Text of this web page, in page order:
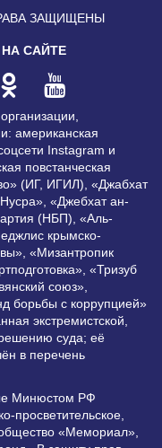
ЗАЩИЩЕНЫ
САЙТЕ
американская
Instagram и
повстанческая
(ИГ, ИГИЛ), «Джабхат
«Джебхат ан-
(НБП), «Аль-
крымско-
«Мизантропик
«Тризуб
союз»,
борьбы с коррупцией»
экстремистской,
суда; её
в перечень
Минюстом РФ
просветительское,
«Мемориал»,